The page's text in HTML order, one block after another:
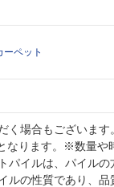
ーペット
く場合もございま
なります。※数量や
パイルは、パイルの
ルの性質であり、品